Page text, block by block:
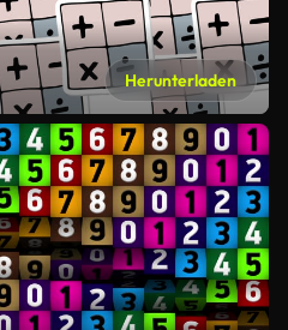
Herunterladen